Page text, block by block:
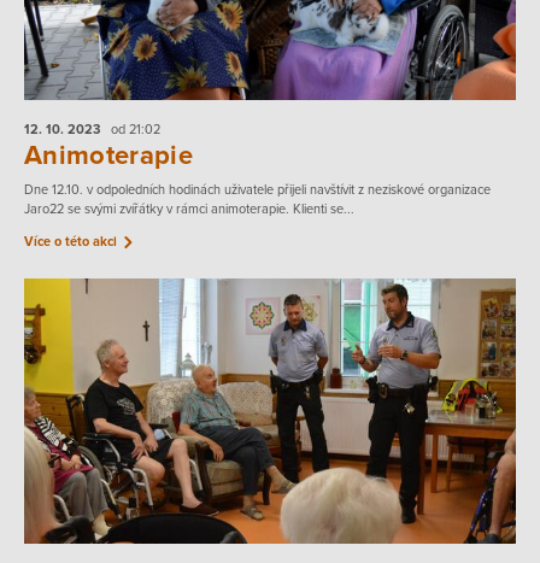
12. 10. 2023 od 21:02
Animoterapie
Dne 12.10. v odpoledních hodinách uživatele přijeli navštívit z neziskové organizace
Jaro22 se svými zvířátky v rámci animoterapie. Klienti se...
Více o této akci